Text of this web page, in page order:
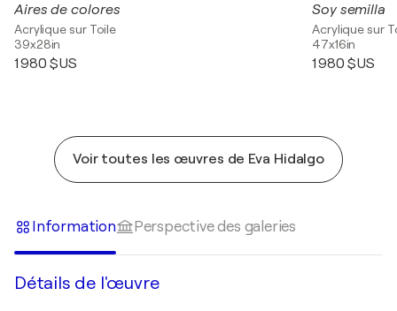
Aires de colores
Acrylique sur Toile
39x28in
1 980 $US
Soy semilla
Acrylique sur
47x16in
1 980 $US
Voir toutes les œuvres de Eva Hidalgo
Information Perspective des galeries
Détails de l'œuvre